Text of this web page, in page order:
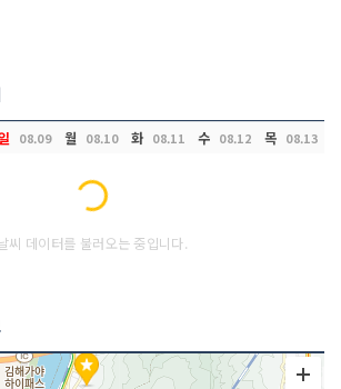
08.09 월 08.10 화 08.11 수 08.12 목 08.13
Loading...
씨 데이터를 불러오는 중입니다.